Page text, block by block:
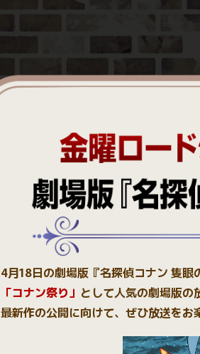
4月18日の劇場版『名探偵コナン 隻
「コナン祭り」 として人気の劇場版の
最新作の公開に向けて、ぜひ放送をお